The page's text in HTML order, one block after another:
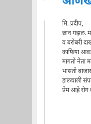
मि. प्रदीप,
छान गझल.
व बरोबरी
काफिया
मागतो नेता
भासतो
हालचाली
प्रेम आहे रोग